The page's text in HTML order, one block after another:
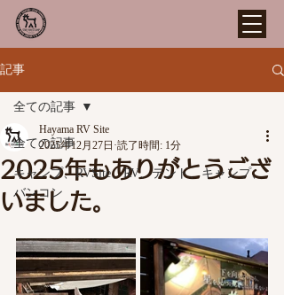
記事
全ての記事
キャンプ、RVSite、RV、テント、キャンプ、
バンコン
全ての記事
2025年もありがとうござ
いました。
Hayama RV Site
2025年12月27日 読了時間: 1分